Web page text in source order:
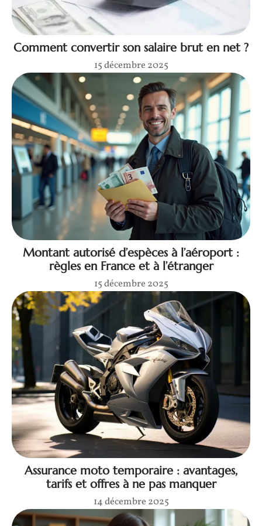
Comment convertir son salaire brut en net ?
15 décembre 2025
Montant autorisé d’espèces à l’aéroport :
règles en France et à l’étranger
15 décembre 2025
Assurance moto temporaire : avantages,
tarifs et offres à ne pas manquer
14 décembre 2025